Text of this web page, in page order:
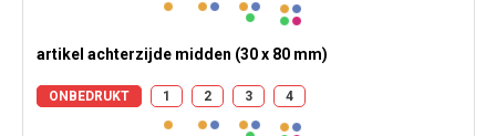
artikel achterzijde midden (30 x 80 mm)
ONBEDRUKT 1 2 3 4